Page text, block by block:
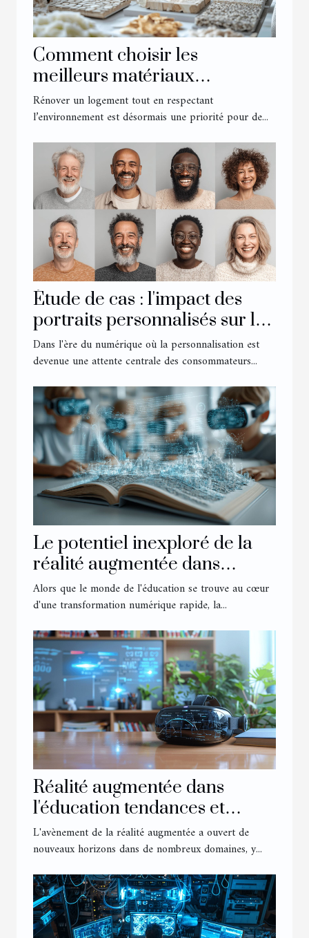
Comment choisir les
meilleurs matériaux
écologiques pour votre
rénovation ?
Rénover un logement tout en respectant
l’environnement est désormais une priorité pour de...
Étude de cas : l'impact des
portraits personnalisés sur la
satisfaction client
Dans l'ère du numérique où la personnalisation est
devenue une attente centrale des consommateurs...
Le potentiel inexploré de la
réalité augmentée dans
l'éducation à l'ère numérique
Alors que le monde de l'éducation se trouve au cœur
d'une transformation numérique rapide, la...
Réalité augmentée dans
l'éducation tendances et
perspectives d'avenir
L'avènement de la réalité augmentée a ouvert de
nouveaux horizons dans de nombreux domaines, y...